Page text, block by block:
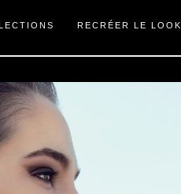
RECRÉER LE LOOK